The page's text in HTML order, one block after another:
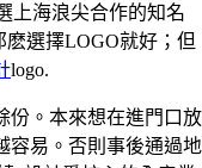
上海浪尖合作的知名
麽選擇LOGO就好；但
logo.
。本來想在進門口放
容易。否則事後通過地